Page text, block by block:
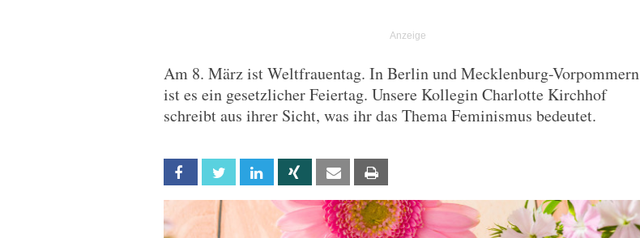
Am 8. März ist Weltfrauentag. In Berlin und Mecklenburg-Vorpommern
ist es ein gesetzlicher Feiertag. Unsere Kollegin Charlotte Kirchhof
schreibt aus ihrer Sicht, was ihr das Thema Feminismus bedeutet.
Facebook Twitter Linkedin Xing Email